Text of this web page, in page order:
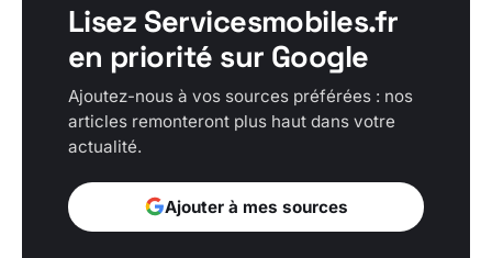
Lisez Servicesmobiles.fr
en priorité sur Google
Ajoutez-nous à vos sources préférées : nos
articles remonteront plus haut dans votre
actualité.
Ajouter à mes sources